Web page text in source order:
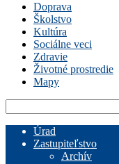
Doprava
Školstvo
Kultúra
Sociálne veci
Zdravie
Životné prostredie
Mapy
Úrad
Zastupiteľstvo
Archív